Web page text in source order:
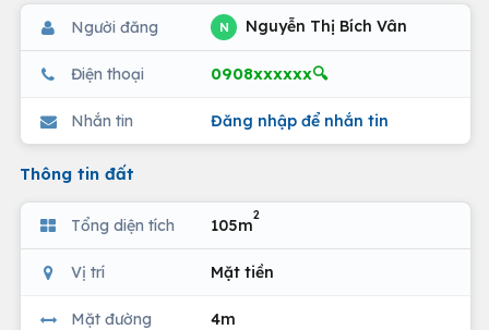
Người đăng N Nguyễn Thị Bích Vân
Điện thoại 0908xxxxxx🔍
Nhắn tin Đăng nhập để nhắn tin
Thông tin đất
Tổng diện tích 105m
2
Vị trí Mặt tiền
Mặt đường 4m